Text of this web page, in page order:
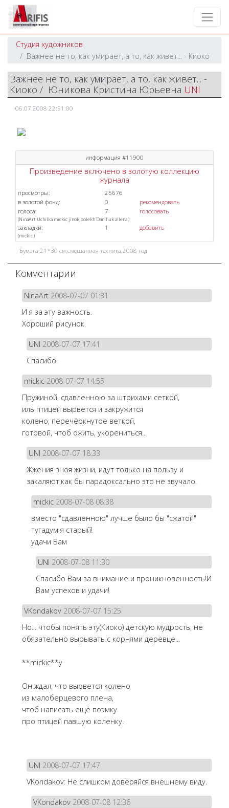
Студия художников
Важнее не то, как умирает, а то, как живет... - Киоко
Важнее не то, как умирает, а то, как живет... -
Киоко / Юникова Кристина Юрьевна UNI
06.07.2008 22:51:00
информация #11900
Произведение включено в золотую коллекцию
журнала
просмотры:
25676
в золотой фонд:
0
рекомендовать
голоса:
7 голосовать
(NinaArt Uchilka mickicjinok polekh Daniliukallena)
закладки: 1 добавить
(mickic)
Бумага 21*30 см;смешанная техника;2008 год
Комментарии
NinaArt 2008-07-07 01:31
И я за эту важность.
Хороший рисунок.
UNI 2008-07-07 17:41
Спасибо!
mickic 2008-07-07 14:55
Пружиной, сдавленною за штрихами сеткой,
иль птицей вырвется и закружится
колено, перечёркнутое веткой,
готовой, чтоб ожить, укорениться...
UNI 2008-07-07 18:33
Жжения зноя жизни, идут только на пользу и
закаляют,как бы парадоксально это не звучало.
mickic 2008-07-08 08:38
вместо "сдавленною" лучше было бы "сжатой"
тугадум я старый!
удачи Вам
UNI 2008-07-08 11:30
Спасибо Вам за внимание и проникновенность!И
Вам успехов и удачи!
VKondakov 2008-07-07 15:25
Но... чтобы понять эту(Киоко) детскую мудрость, не
обязательно вырывать с корнями деревце...
**mickic**у
Он ждал, что вырвется колено
из малоберцевого плена,
чтоб написать ещё поэмку
про птицей павшую коленку.
UNI 2008-07-07 17:47
VKondakov: Не слишком доверяйся внешнему виду.
VKondakov 2008-07-08 12:36